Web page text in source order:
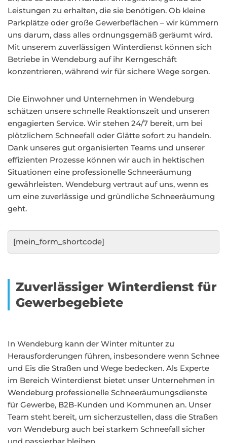
Leistungen zu erhalten, die sie benötigen. Ob kleine
Parkplätze oder große Gewerbeflächen – wir kümmern
uns darum, dass alles ordnungsgemäß geräumt wird.
Mit unserem zuverlässigen Winterdienst können sich
Betriebe in Wendeburg auf ihr Kerngeschäft
konzentrieren, während wir für sichere Wege sorgen.
Die Einwohner und Unternehmen in Wendeburg
schätzen unsere schnelle Reaktionszeit und unseren
engagierten Service. Wir stehen 24/7 bereit, um bei
plötzlichem Schneefall oder Glätte sofort zu handeln.
Dank unseres gut organisierten Teams und unserer
effizienten Prozesse können wir auch in hektischen
Situationen eine professionelle Schneeräumung
gewährleisten. Wendeburg vertraut auf uns, wenn es
um eine zuverlässige und gründliche Schneeräumung
geht.
[mein_form_shortcode]
Zuverlässiger Winterdienst für
Gewerbegebiete
In Wendeburg kann der Winter mitunter zu
Herausforderungen führen, insbesondere wenn Schnee
und Eis die Straßen und Wege bedecken. Als Experte
im Bereich Winterdienst bietet unser Unternehmen in
Wendeburg professionelle Schneeräumungsdienste
für Gewerbe, B2B-Kunden und Kommunen an. Unser
Team steht bereit, um sicherzustellen, dass die Straßen
von Wendeburg auch bei starkem Schneefall sicher